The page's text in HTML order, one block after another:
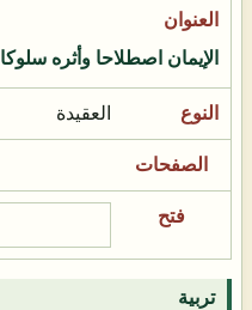
الإيمان اصطلاحا وأثره سلوكا
العقيدة
تربية